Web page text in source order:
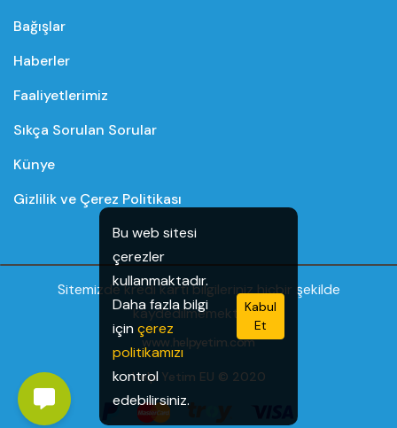
Bu web sitesi
çerezler
kullanmaktadır.
Daha fazla bilgi
için çerez
politikamızı
kontrol
edebilirsiniz.
Kabul
Et
Bağışlar
Haberler
Faaliyetlerimiz
Sıkça Sorulan Sorular
Künye
Gizlilik ve Çerez Politikası
Sitemizde kredi kartı bilgileriniz hiçbir şekilde
kaydedilmemektedir.
www.helpyetim.com
Help Yetim EU © 2020